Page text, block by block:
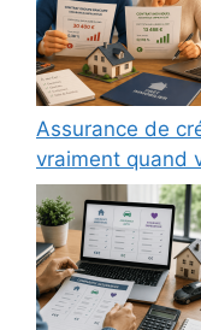
Assurance de
vraiment quand